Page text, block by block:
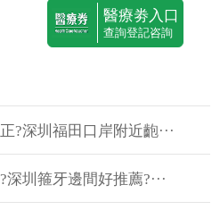
醫療劵入口
查詢登記咨詢
?深圳福田口岸附近齙···
圳箍牙邊間好推薦?···